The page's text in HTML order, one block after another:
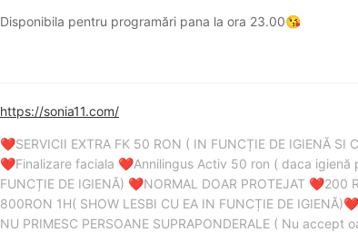
Disponibila pentru programări pana la ora 23.00😘
https://sonia11.com/
❤️SERVICII EXTRA FK 50 RON ( IN FUNCȚIE DE IGIENĂ SI
❤️Finalizare faciala ❤️Annilingus Activ 50 ron ( daca igienă
FUNCȚIE DE IGIENĂ) ❤️NORMAL DOAR PROTEJAT ❤️200
800RON 1H( SHOW LESBI CU EA IN FUNCȚIE DE IGIENĂ)❤️
NU PRIMESC PERSOANE SUPRAPONDERALE ( Nu accept